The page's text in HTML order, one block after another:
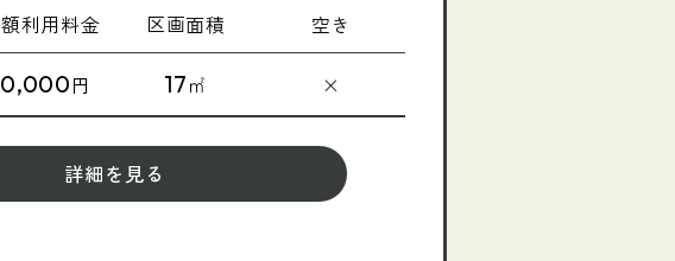
利用料金 区画面積 空き
円 17㎡ ×
詳細を見る